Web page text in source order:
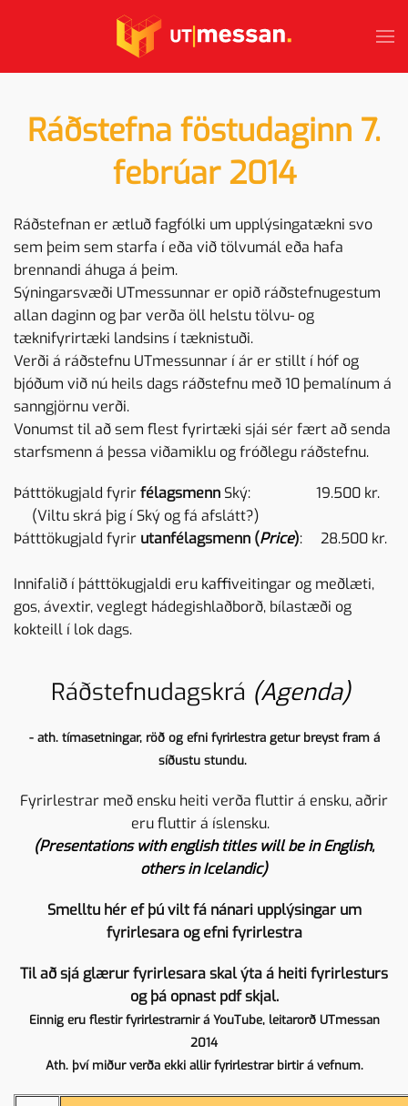
Skip to main content
Ráðstefna föstudaginn 7.
febrúar 2014
Ráðstefnan er ætluð fagfólki um upplýsingatækni svo
sem þeim sem starfa í eða við tölvumál eða hafa
brennandi áhuga á þeim.
Sýningarsvæði UTmessunnar er opið ráðstefnugestum
allan daginn og þar verða öll helstu tölvu- og
tæknifyrirtæki landsins í tæknistuði.
Verði á ráðstefnu UTmessunnar í ár er stillt í hóf og
bjóðum við nú heils dags ráðstefnu með 10 þemalínum á
sanngjörnu verði.
Vonumst til að sem flest fyrirtæki sjái sér fært að senda
starfsmenn á þessa viðamiklu og fróðlegu ráðstefnu.
Þátttökugjald fyrirfélagsmenn Ský: 19.500 kr.
(Viltuskrá þig í Ský og fá afslátt?)
Þátttökugjald fyrir utanfélagsmenn (Price): 28.500 kr.
Innifalið í þátttökugjaldi eru kaffiveitingar og meðlæti,
gos, ávextir, veglegt hádegishlaðborð, bílastæði og
kokteill í lok dags.
Ráðstefnudagskrá (Agenda)
- ath. tímasetningar, röð og efni fyrirlestra getur breyst fram á
síðustu stundu.
Fyrirlestrar með ensku heiti verða fluttir á ensku, aðrir
eru fluttir á íslensku.
(Presentations with english titles will be in English,
others in Icelandic)
Smelltu hér ef þú vilt fá nánari upplýsingar um
fyrirlesara og efni fyrirlestra
Til að sjá glærur fyrirlesara skal ýta á heiti fyrirlesturs
og þá opnast pdf skjal.
Einnig eru flestir fyrirlestrarnir á YouTube, leitarorð UTmessan
2014
Ath. því miður verða ekki allir fyrirlestrar birtir á vefnum.